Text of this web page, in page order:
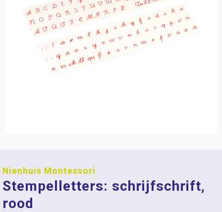
Nienhuis Montessori
Stempelletters: schrijfschrift,
rood